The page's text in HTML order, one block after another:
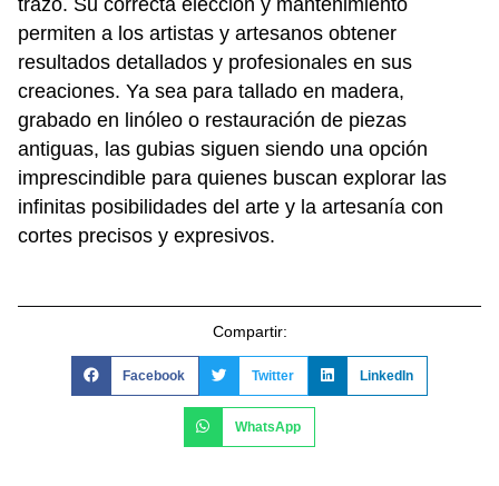
trazo. Su correcta elección y mantenimiento
permiten a los artistas y artesanos obtener
resultados detallados y profesionales en sus
creaciones. Ya sea para tallado en madera,
grabado en linóleo o restauración de piezas
antiguas, las gubias siguen siendo una opción
imprescindible para quienes buscan explorar las
infinitas posibilidades del arte y la artesanía con
cortes precisos y expresivos.
Compartir:
Facebook Twitter LinkedIn
WhatsApp